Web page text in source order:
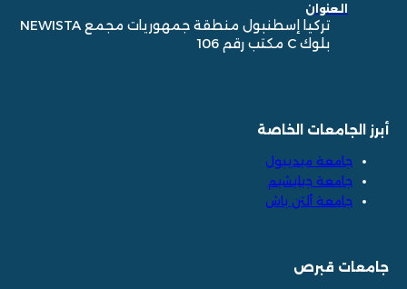
العنوان
تركيا إسطنبول منطقة جمهوريات مجمع NEWISTA
بلوك C مكتب رقم 106
أبرز الجامعات الخاصة
جامعة ميديبول
جامعة جيليشيم
جامعة ألتن باش
جامعات قبرص